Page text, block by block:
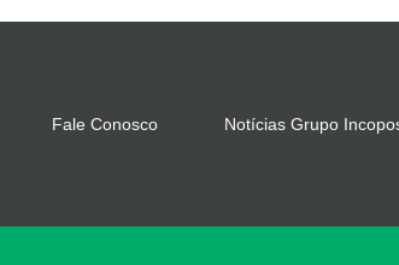
Fale Conosco Notícias Grupo